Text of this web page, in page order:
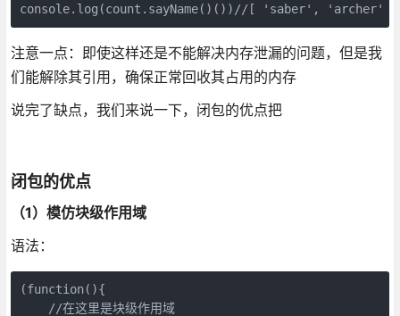
console.log(count.sayName()())//[ 'saber', 'archer' ]
注意一点：即使这样还是不能解决内存泄漏的问题，但是我
们能解除其引用，确保正常回收其占用的内存
说完了缺点，我们来说一下，闭包的优点把
闭包的优点
（1）模仿块级作用域
语法：
(function(){
    //在这里是块级作用域